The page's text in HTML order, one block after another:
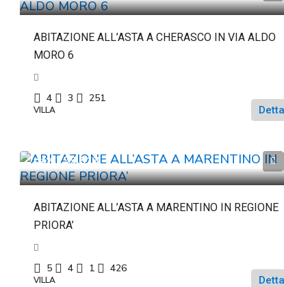
ABITAZIONE ALL’ASTA A CHERASCO IN VIA ALDO
MORO 6
4 3 251
VILLA
da€299.813
ABITAZIONE ALL’ASTA A MARENTINO IN REGIONE
PRIORA’
5 4 1 426
VILLA